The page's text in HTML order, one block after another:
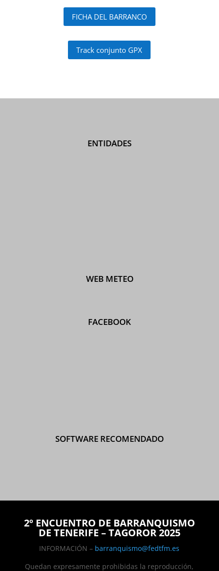
FICHA DEL BARRANCO
Track conjunto GPX
ENTIDADES
WEB METEO
FACEBOOK
SOFTWARE RECOMENDADO
2º ENCUENTRO DE BARRANQUISMO
DE TENERIFE – TAGOROR 2025
INFORMACIÓN – barranquismo@fedtfm.es
Quedan expresamente prohibidas la reproducción,